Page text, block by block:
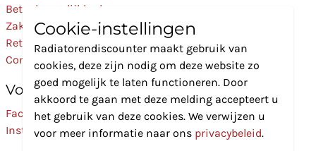
Betaalmogelijkheden
Zakelijk
Retourneren
Contact
Volg Ons
Facebook
Instagram
Cookie-instellingen
Radiatorendiscounter maakt gebruik van
cookies, deze zijn nodig om deze website zo
goed mogelijk te laten functioneren. Door
akkoord te gaan met deze melding accepteert u
het gebruik van deze cookies. We verwijzen u
voor meer informatie naar ons privacybeleid.